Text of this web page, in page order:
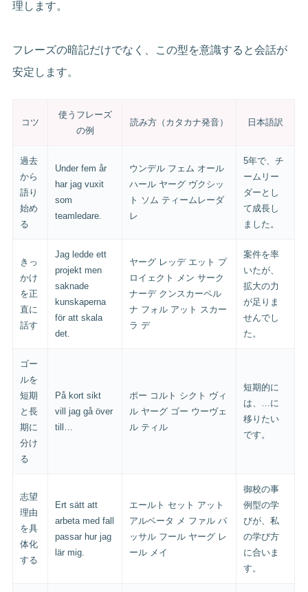
理します。
フレーズの暗記だけでなく、この型を意識すると会話が
安定します。
コツ
使うフレーズ
の例
読み方（カタカナ発音） 日本語訳
過去
から
語り
始め
る
Under fem år
har jag vuxit
som
teamledare.
ウンデル フェム オール
ハール ヤーグ ヴクシッ
ト ソム ティームレーダ
レ
5年で、チ
ームリー
ダーとし
て成長し
ました。
きっ
かけ
を正
直に
話す
Jag ledde ett
projekt men
saknade
kunskaperna
för att skala
det.
ヤーグ レッデ エット プ
ロイェクト メン サーク
ナーデ クンスカーペル
ナ フォル アット スカー
ラ デ
案件を率
いたが、
拡大の力
が足りま
せんでし
た。
ゴー
ルを
短期
と長
期に
分け
る
På kort sikt
vill jag gå över
till…
ポー コルト シクト ヴィ
ル ヤーグ ゴー ウーヴェ
ル ティル
短期的に
は、…に
移りたい
です。
志望
理由
を具
体化
する
Ert sätt att
arbeta med fall
passar hur jag
lär mig.
エールト セット アット
アルベータ メ ファル パ
ッサル フール ヤーグ レ
ール メイ
御校の事
例型の学
びが、私
の学び方
に合いま
す。